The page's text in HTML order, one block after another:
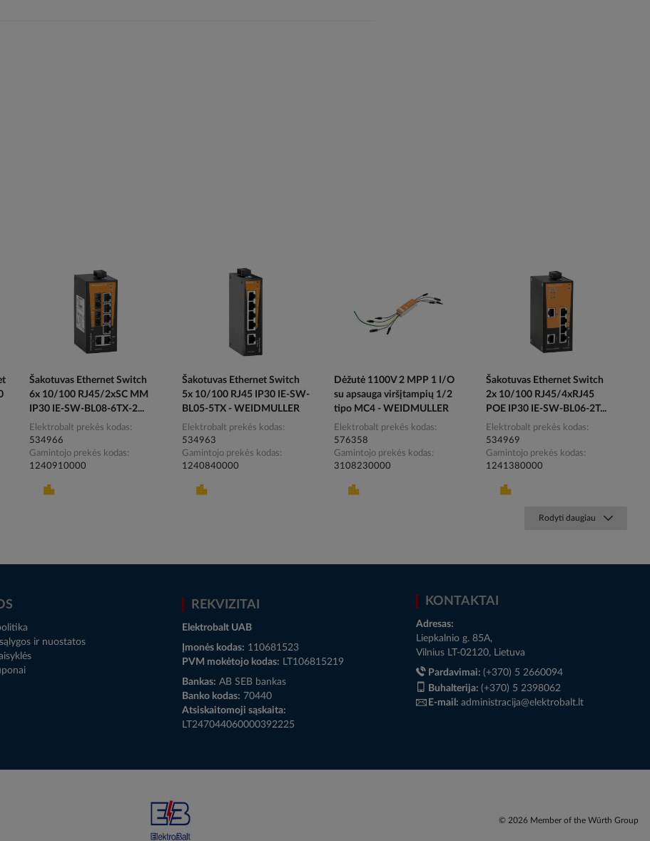
Šakotuvas Ethernet Switch
6x 10/100 RJ45/2xSC MM
IP30 IE-SW-BL08-6TX-2...
Elektrobalt prekės kodas
534966
Gamintojo prekės kodas
1240910000
Šakotuvas Ethernet Switch
5x 10/100 RJ45 IP30 IE-SW-
BL05-5TX - WEIDMULLER
Elektrobalt prekės kodas
534963
Gamintojo prekės kodas
1240840000
Dėžutė 1100V 2 MPP 1 I/O
su apsauga viršįtampių 1/2
tipo MC4 - WEIDMULLER
Elektrobalt prekės kodas
576358
Gamintojo prekės kodas
3108230000
Šakotuvas Ethernet Switch
2x 10/100 RJ45/4xRJ45
POE IP30 IE-SW-BL06-2T...
Elektrobalt prekės kodas
534969
Gamintojo prekės kodas
1241380000
Rodyti daugiau
ir nuostatos
REKVIZITAI
Elektrobalt UAB
Įmonės kodas: 110681523
PVM mokėtojo kodas: LT106815219
Bankas: AB SEB bankas
Banko kodas: 70440
Atsiskaitomoji sąskaita:
LT247044060000392225
KONTAKTAI
Adresas:
Liepkalnio g. 85A,
Vilnius LT-02120, Lietuva
Pardavimai: (+370) 5 2660094
Buhalterija: (+370) 5 2398062
E-mail: administracija@elektrobalt.lt
© 2026 Member of the Würth Group